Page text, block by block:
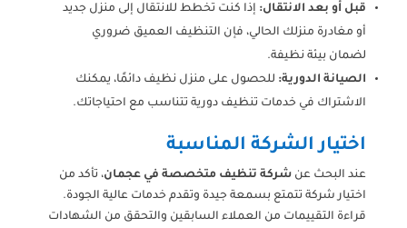
قبل أو بعد الانتقال: إذا كنت تخطط للانتقال إلى منزل جديد
أو مغادرة منزلك الحالي، فإن التنظيف العميق ضروري
لضمان بيئة نظيفة.
الصيانة الدورية: للحصول على منزل نظيف دائمًا، يمكنك
الاشتراك في خدمات تنظيف دورية تتناسب مع احتياجاتك.
اختيار الشركة المناسبة
عند البحث عن شركة تنظيف متخصصة في عجمان، تأكد من
اختيار شركة تتمتع بسمعة جيدة وتقدم خدمات عالية الجودة.
قراءة التقييمات من العملاء السابقين والتحقق من الشهادات